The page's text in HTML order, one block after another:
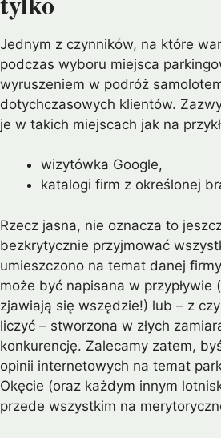
Jednym z czynników, na które
podczas wyboru miejsca
wyruszeniem w podróż
dotychczasowych klientów.
je w takich miejscach jak na
wizytówka Google,
katalogi firm z określonej
Rzecz jasna, nie oznacza to
bezkrytycznie przyjmować
umieszczono na temat danej
może być napisana w przypływie
zjawiają się wszędzie!) lub – z
liczyć – stworzona w złych
konkurencję. Zalecamy zatem,
opinii internetowych na temat
Okęcie (oraz każdym innym
przede wszystkim na